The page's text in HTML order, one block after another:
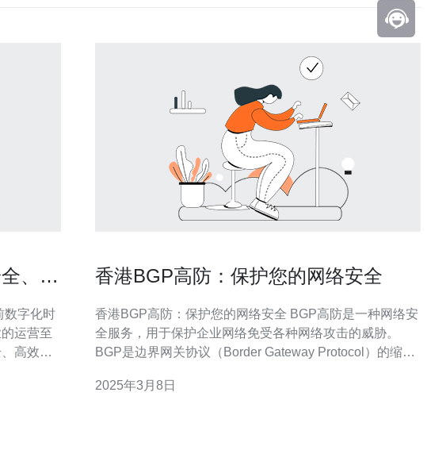
、高
运营至
高效的
时段的
香港BGP高防：保护您的网络安全
香港BGP高防：保护您的网络安全 BGP高防是一种网络安
全服务，用于保护企业网络免受各种网络攻击的威胁。
BGP是边界网关协议（Border Gateway Protocol）的缩
协议。BGP高防利用该协议的特性，通过智能路由和流量
2025年3月8日